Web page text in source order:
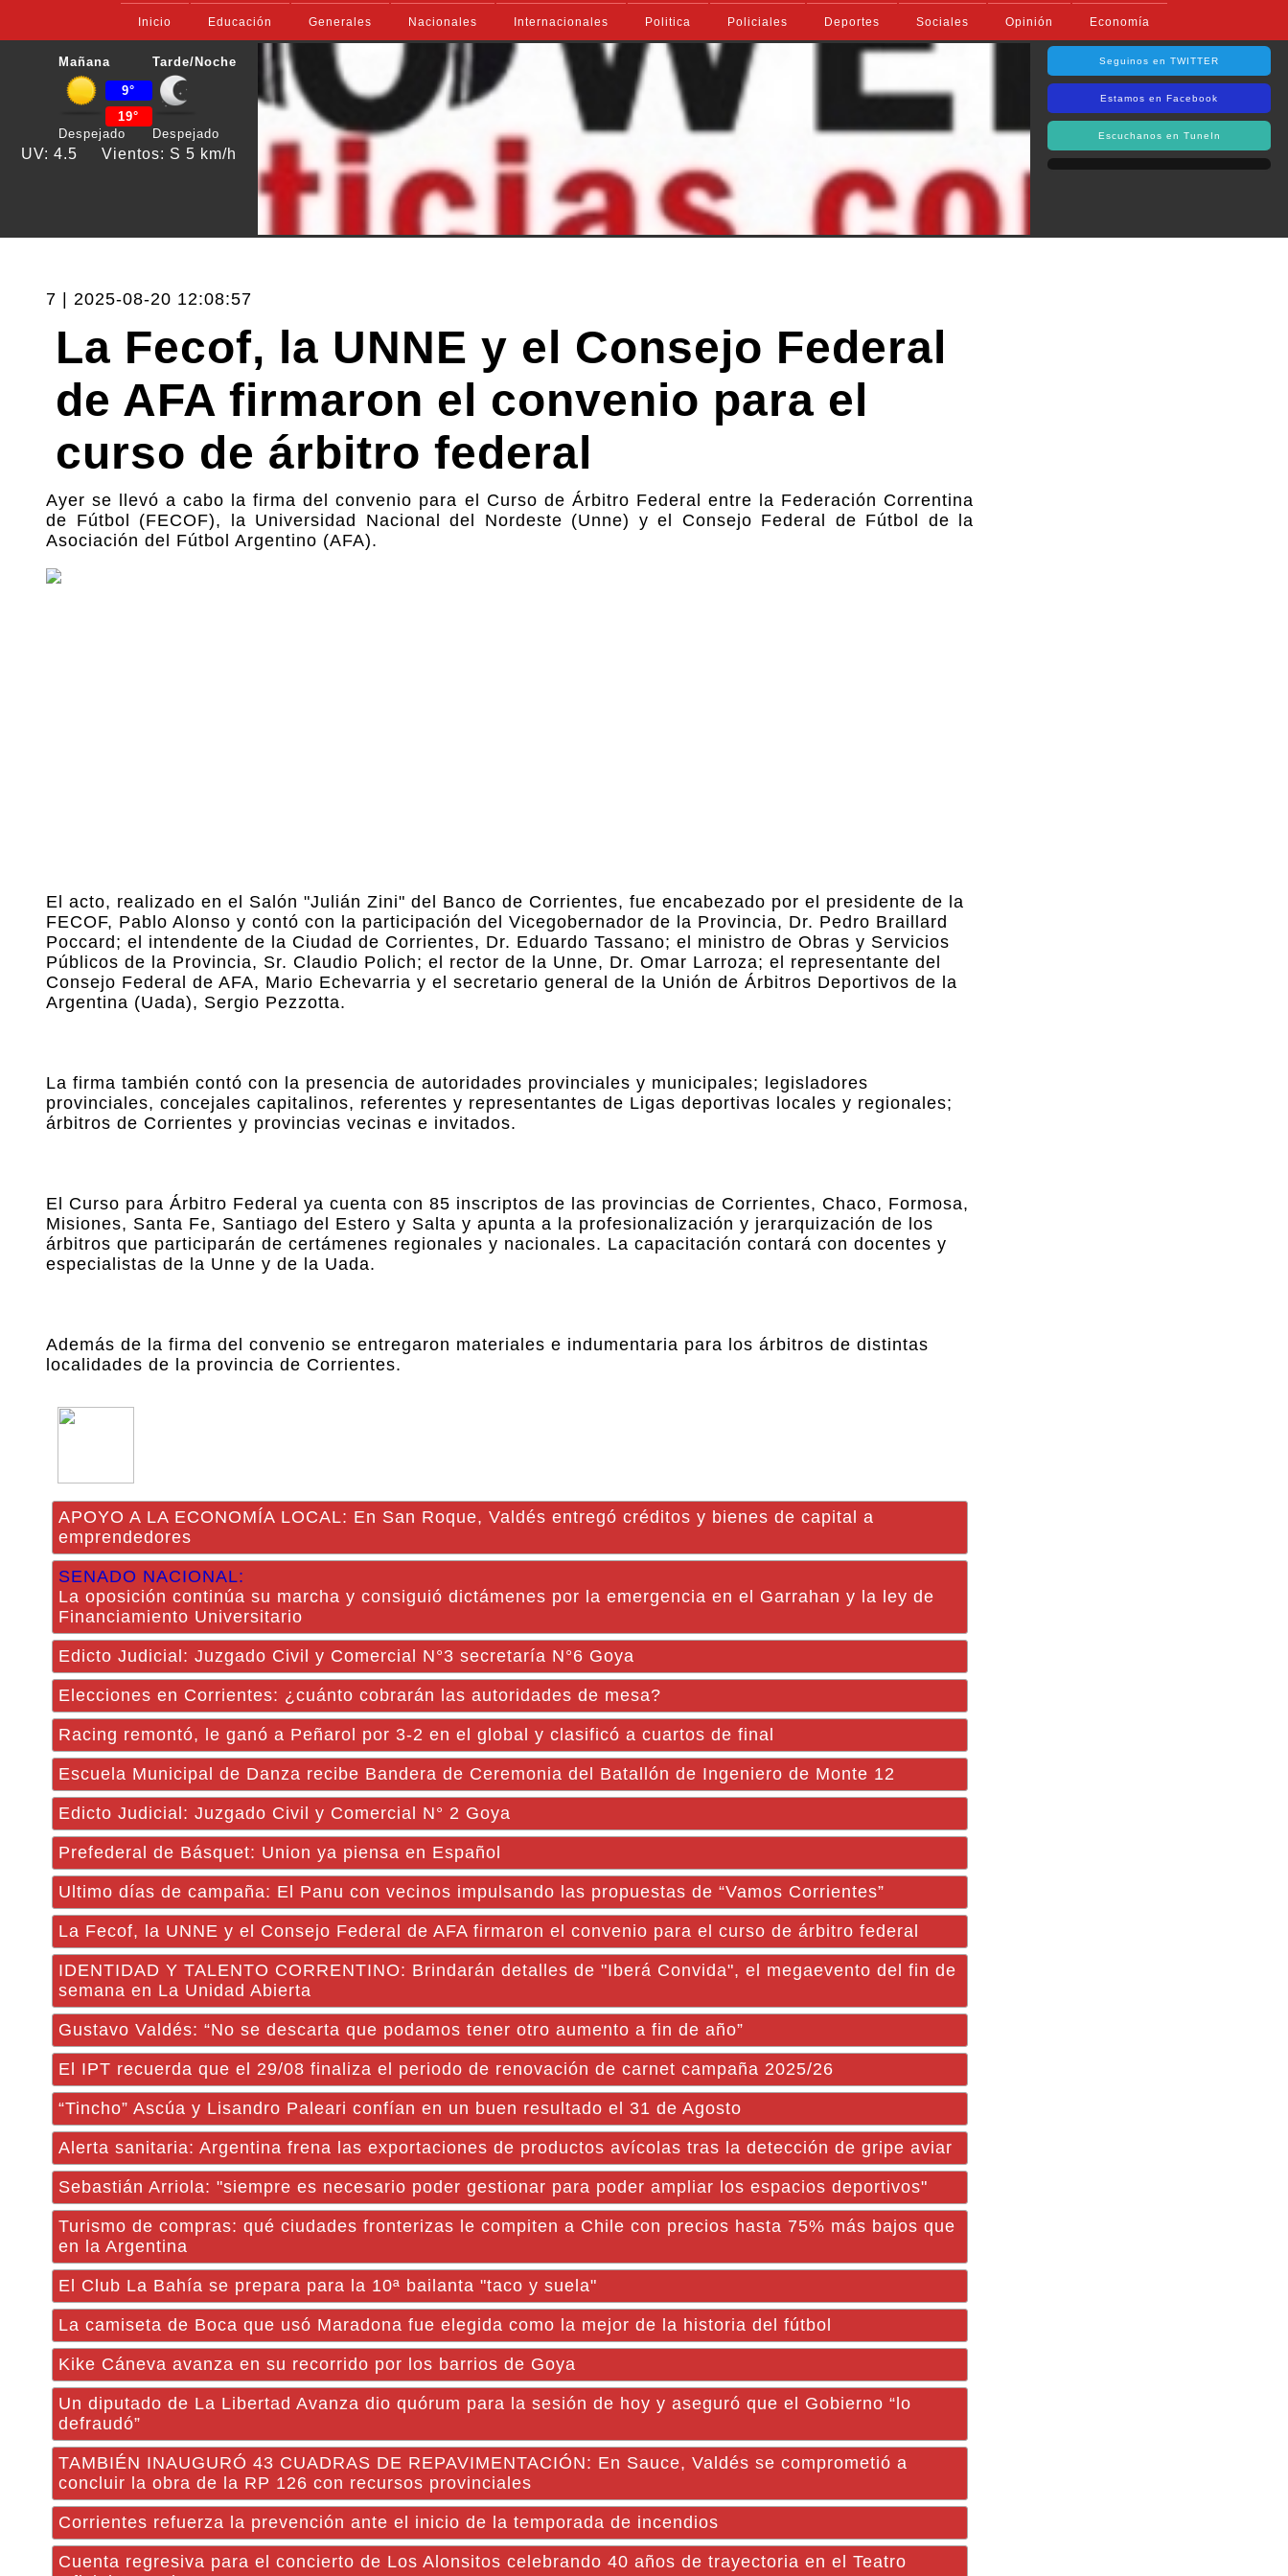
Inicio Educación Generales Nacionales Internacionales Politica Policiales Deportes Sociales Opinión Economía
Mañana
Despejado
9°
19°
Tarde/Noche
Despejado
UV: 4.5 Vientos: S 5 km/h
Seguinos en TWITTER
Estamos en Facebook
Escuchanos en TuneIn
7 | 2025-08-20 12:08:57
La Fecof, la UNNE y el Consejo Federal
de AFA firmaron el convenio para el
curso de árbitro federal
Ayer se llevó a cabo la firma del convenio para el Curso de Árbitro Federal entre la Federación Correntina
de Fútbol (FECOF), la Universidad Nacional del Nordeste (Unne) y el Consejo Federal de Fútbol de la
Asociación del Fútbol Argentino (AFA).
El acto, realizado en el Salón "Julián Zini" del Banco de Corrientes, fue encabezado por el presidente de la
FECOF, Pablo Alonso y contó con la participación del Vicegobernador de la Provincia, Dr. Pedro Braillard
Poccard; el intendente de la Ciudad de Corrientes, Dr. Eduardo Tassano; el ministro de Obras y Servicios
Públicos de la Provincia, Sr. Claudio Polich; el rector de la Unne, Dr. Omar Larroza; el representante del
Consejo Federal de AFA, Mario Echevarria y el secretario general de la Unión de Árbitros Deportivos de la
Argentina (Uada), Sergio Pezzotta.
La firma también contó con la presencia de autoridades provinciales y municipales; legisladores
provinciales, concejales capitalinos, referentes y representantes de Ligas deportivas locales y regionales;
árbitros de Corrientes y provincias vecinas e invitados.
El Curso para Árbitro Federal ya cuenta con 85 inscriptos de las provincias de Corrientes, Chaco, Formosa,
Misiones, Santa Fe, Santiago del Estero y Salta y apunta a la profesionalización y jerarquización de los
árbitros que participarán de certámenes regionales y nacionales. La capacitación contará con docentes y
especialistas de la Unne y de la Uada.
Además de la firma del convenio se entregaron materiales e indumentaria para los árbitros de distintas
localidades de la provincia de Corrientes.
APOYO A LA ECONOMÍA LOCAL: En San Roque, Valdés entregó créditos y bienes de capital a
emprendedores
SENADO NACIONAL:
La oposición continúa su marcha y consiguió dictámenes por la emergencia en el Garrahan y la ley de
Financiamiento Universitario
Edicto Judicial: Juzgado Civil y Comercial N°3 secretaría N°6 Goya
Elecciones en Corrientes: ¿cuánto cobrarán las autoridades de mesa?
Racing remontó, le ganó a Peñarol por 3-2 en el global y clasificó a cuartos de final
Escuela Municipal de Danza recibe Bandera de Ceremonia del Batallón de Ingeniero de Monte 12
Edicto Judicial: Juzgado Civil y Comercial N° 2 Goya
Prefederal de Básquet: Union ya piensa en Español
Ultimo días de campaña: El Panu con vecinos impulsando las propuestas de “Vamos Corrientes”
La Fecof, la UNNE y el Consejo Federal de AFA firmaron el convenio para el curso de árbitro federal
IDENTIDAD Y TALENTO CORRENTINO: Brindarán detalles de "Iberá Convida", el megaevento del fin de
semana en La Unidad Abierta
Gustavo Valdés: “No se descarta que podamos tener otro aumento a fin de año”
El IPT recuerda que el 29/08 finaliza el periodo de renovación de carnet campaña 2025/26
“Tincho” Ascúa y Lisandro Paleari confían en un buen resultado el 31 de Agosto
Alerta sanitaria: Argentina frena las exportaciones de productos avícolas tras la detección de gripe aviar
Sebastián Arriola: "siempre es necesario poder gestionar para poder ampliar los espacios deportivos"
Turismo de compras: qué ciudades fronterizas le compiten a Chile con precios hasta 75% más bajos que
en la Argentina
El Club La Bahía se prepara para la 10ª bailanta "taco y suela"
La camiseta de Boca que usó Maradona fue elegida como la mejor de la historia del fútbol
Kike Cáneva avanza en su recorrido por los barrios de Goya
Un diputado de La Libertad Avanza dio quórum para la sesión de hoy y aseguró que el Gobierno “lo
defraudó”
TAMBIÉN INAUGURÓ 43 CUADRAS DE REPAVIMENTACIÓN: En Sauce, Valdés se comprometió a
concluir la obra de la RP 126 con recursos provinciales
Corrientes refuerza la prevención ante el inicio de la temporada de incendios
Cuenta regresiva para el concierto de Los Alonsitos celebrando 40 años de trayectoria en el Teatro